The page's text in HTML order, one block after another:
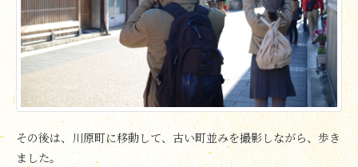
その後は、川原町に移動して、古い町並みを撮影しながら、歩き
ました。